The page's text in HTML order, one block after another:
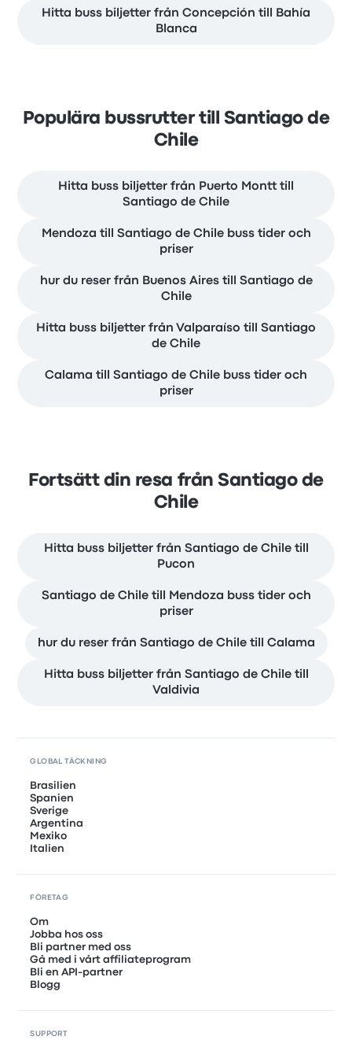
Hitta buss biljetter från Concepción till Bahía
Blanca
Populära bussrutter till Santiago de
Chile
Hitta buss biljetter från Puerto Montt till
Santiago de Chile
Mendoza till Santiago de Chile buss tider och
priser
hur du reser från Buenos Aires till Santiago de
Chile
Hitta buss biljetter från Valparaíso till Santiago
de Chile
Calama till Santiago de Chile buss tider och
priser
Fortsätt din resa från Santiago de
Chile
Hitta buss biljetter från Santiago de Chile till
Pucon
Santiago de Chile till Mendoza buss tider och
priser
hur du reser från Santiago de Chile till Calama
Hitta buss biljetter från Santiago de Chile till
Valdivia
GLOBAL TÄCKNING
Brasilien
Spanien
Sverige
Argentina
Mexiko
Italien
FÖRETAG
Om
Jobba hos oss
Bli partner med oss
Gå med i vårt affiliateprogram
Bli en API-partner
Blogg
SUPPORT